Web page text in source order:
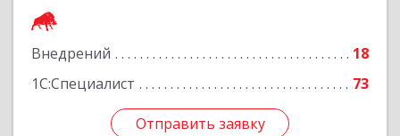
Внедрений
18
1С:Специалист
73
Отправить заявку
Отправить заявку